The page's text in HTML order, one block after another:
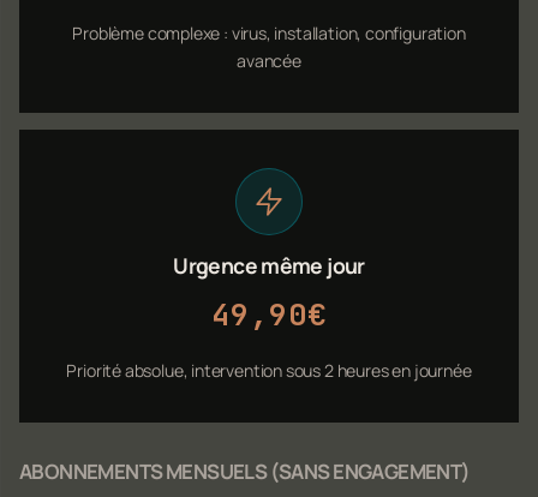
Problème complexe : virus, installation, configuration
avancée
Urgence même jour
49,90€
Priorité absolue, intervention sous 2 heures en journée
ABONNEMENTS MENSUELS (SANS ENGAGEMENT)